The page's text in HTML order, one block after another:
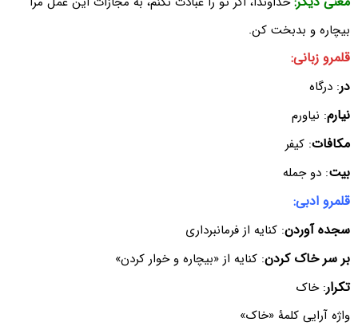
بیچاره و بدبخت کن.
قلمرو زبانی:
در: درگاه
نیارم: نیاورم
مکافات: کیفر
بیت: دو جمله
قلمرو ادبی:
سجده آوردن: کنایه از فرمانبرداری
بر سر خاک کردن: کنایه از «بیچاره و خوار کردن»
تکرار: خاک
واژه آرایی کلمۀ «خاک»